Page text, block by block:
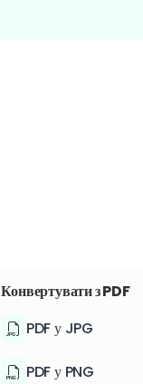
Конвертувати з PDF
PDF у JPG
PDF у PNG